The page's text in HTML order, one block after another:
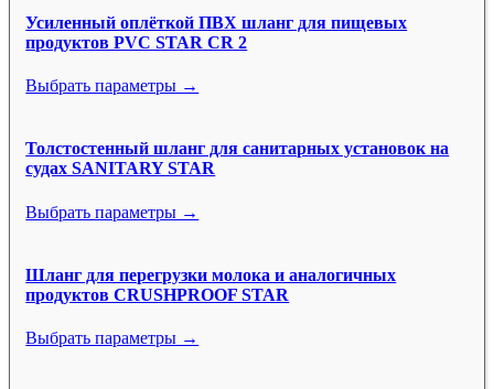
Усиленный оплёткой ПВХ шланг для пищевых
продуктов PVC STAR CR 2
Выбрать параметры →
Толстостенный шланг для санитарных установок на
судах SANITARY STAR
Выбрать параметры →
Шланг для перегрузки молока и аналогичных
продуктов CRUSHPROOF STAR
Выбрать параметры →